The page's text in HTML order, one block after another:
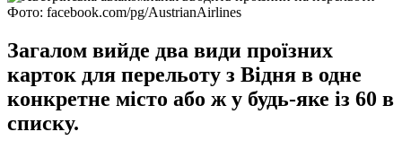
Фото: facebook.com/pg/AustrianAirlines
Загалом вийде два види проїзних
карток для перельоту з Відня в одне
конкретне місто або ж у будь-яке із 60 в
списку.